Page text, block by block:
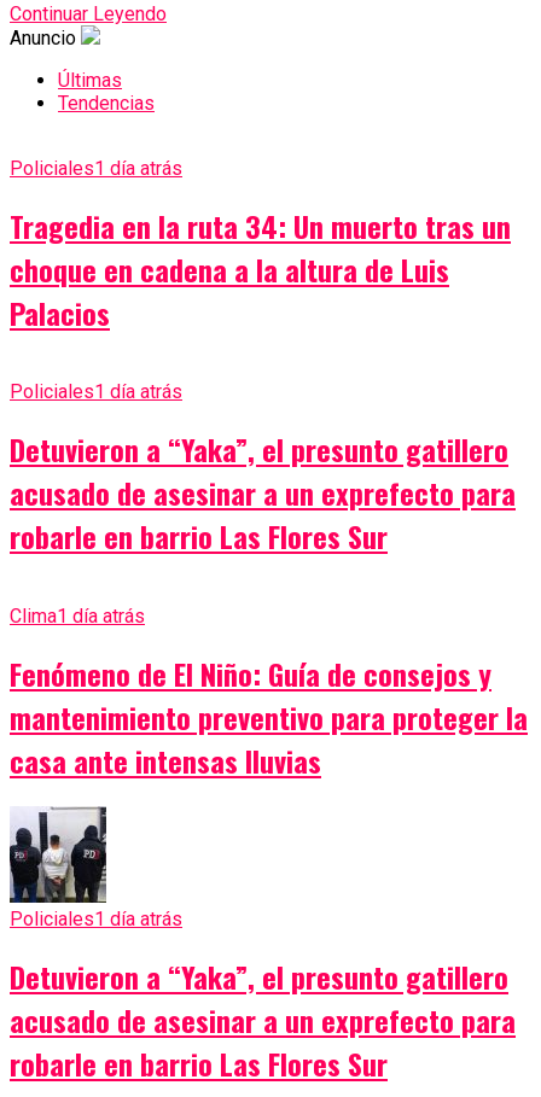
Continuar Leyendo
Anuncio
Últimas
Tendencias
Policiales1 día atrás
Tragedia en la ruta 34: Un muerto tras un
choque en cadena a la altura de Luis
Palacios
Policiales1 día atrás
Detuvieron a “Yaka”, el presunto gatillero
acusado de asesinar a un exprefecto para
robarle en barrio Las Flores Sur
Clima1 día atrás
Fenómeno de El Niño: Guía de consejos y
mantenimiento preventivo para proteger la
casa ante intensas lluvias
Policiales1 día atrás
Detuvieron a “Yaka”, el presunto gatillero
acusado de asesinar a un exprefecto para
robarle en barrio Las Flores Sur